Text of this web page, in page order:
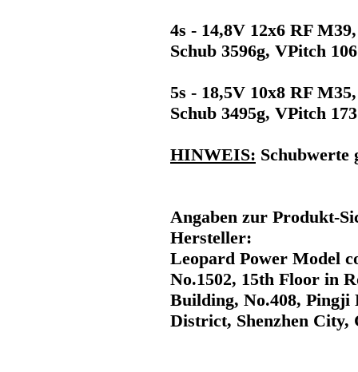
4s - 14,8V 12x6 RF
Schub 3596g, VPitch
5s - 18,5V 10x8 RF
Schub 3495g, VPitch
HINWEIS: Schubwerte
Angaben zur Produkt-
Hersteller:
Leopard Power Model
No.1502, 15th Floor in
Building, No.408, Pingji
District, Shenzhen City,